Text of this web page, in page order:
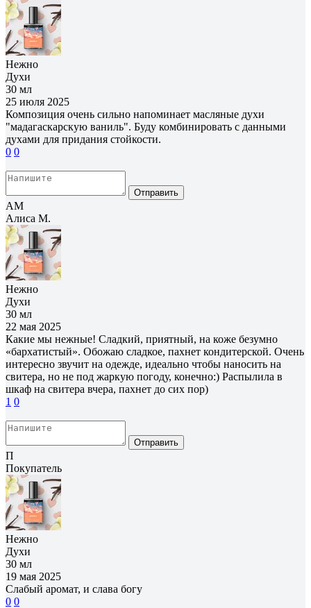
Нежно
Духи
30 мл
25 июля 2025
Композиция очень сильно напоминает масляные духи
"мадагаскарскую ваниль". Буду комбинировать с данными
духами для придания стойкости.
0 0
Отправить
АМ
Алиса М.
Нежно
Духи
30 мл
22 мая 2025
Какие мы нежные! Сладкий, приятный, на коже безумно
«бархатистый». Обожаю сладкое, пахнет кондитерской. Очень
интересно звучит на одежде, идеально чтобы наносить на
свитера, но не под жаркую погоду, конечно:) Распылила в
шкаф на свитера вчера, пахнет до сих пор)
1 0
Отправить
П
Покупатель
Нежно
Духи
30 мл
19 мая 2025
Слабый аромат, и слава богу
0 0